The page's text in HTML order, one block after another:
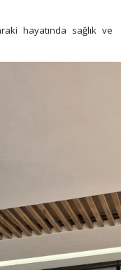
hayatında sağlık ve